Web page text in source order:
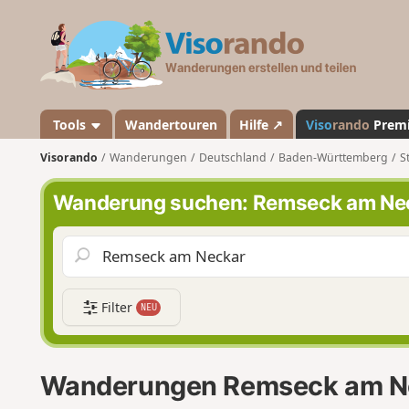
a
n
d
o
Tools Wandertouren Hilfe ↗ Visorando
Visorando Wanderungen Deutschland Baden-Württemberg
Wanderung suchen: Remseck am
Filter NEU
Wanderungen Remseck am